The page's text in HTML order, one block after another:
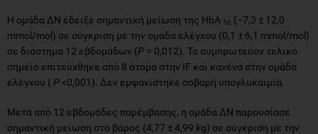
Η ομάδα ΔΝ έδειξε σημαντική μείωση της HbA 1c (−7,3 ± 12,0
mmol/mol) σε σύγκριση με την ομάδα ελέγχου (0,1 ± 6,1 mmol/mol)
σε διάστημα 12 εβδομάδων (P = 0,012). Το συμπρωτεύον τελικό
σημείο επιτεύχθηκε από 8 άτομα στην IF και κανένα στην ομάδα
ελέγχου ( P <0,001). Δεν εμφανίστηκε σοβαρή υπογλυκαιμία.
Μετά από 12 εβδομάδες παρέμβασης, η ομάδα ΔΝ παρουσίασε
σημαντική μείωση στο βάρος (4,77 ± 4,99 kg) σε σύγκριση με την